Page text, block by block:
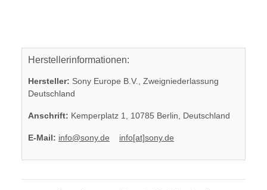
Herstellerinformationen:
Hersteller: Sony Europe B.V., Zweigniederlassung
Deutschland
Anschrift: Kemperplatz 1, 10785 Berlin, Deutschland
E-Mail: info@sony.de info[at]sony.de